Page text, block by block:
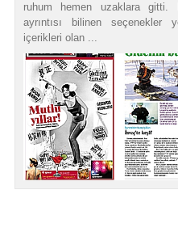
ruhum hemen uzaklara gitti.
ayrıntısı bilinen seçenekler
içerikleri olan ...